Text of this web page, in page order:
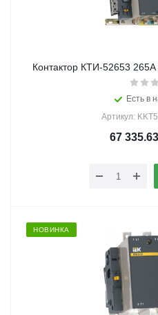
Контактор КТИ-52653
Есть в
Артикул:
67 335.63
НОВИНКА